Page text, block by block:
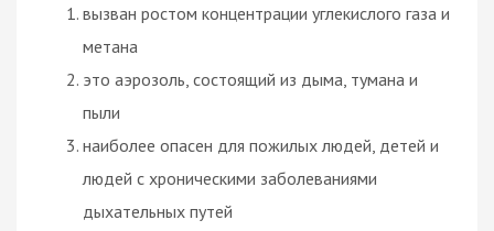
вызван ростом концентрации углекислого газа и
метана
это аэрозоль, состоящий из дыма, тумана и
пыли
наиболее опасен для пожилых людей, детей и
людей с хроническими заболеваниями
дыхательных путей